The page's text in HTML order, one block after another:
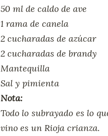
50 ml de caldo de ave
1 rama de canela
2 cucharadas de azúcar
2 cucharadas de brandy
Mantequilla
Sal y pimienta
Nota:
Todo lo subrayado es lo
vino es un Rioja crianza.